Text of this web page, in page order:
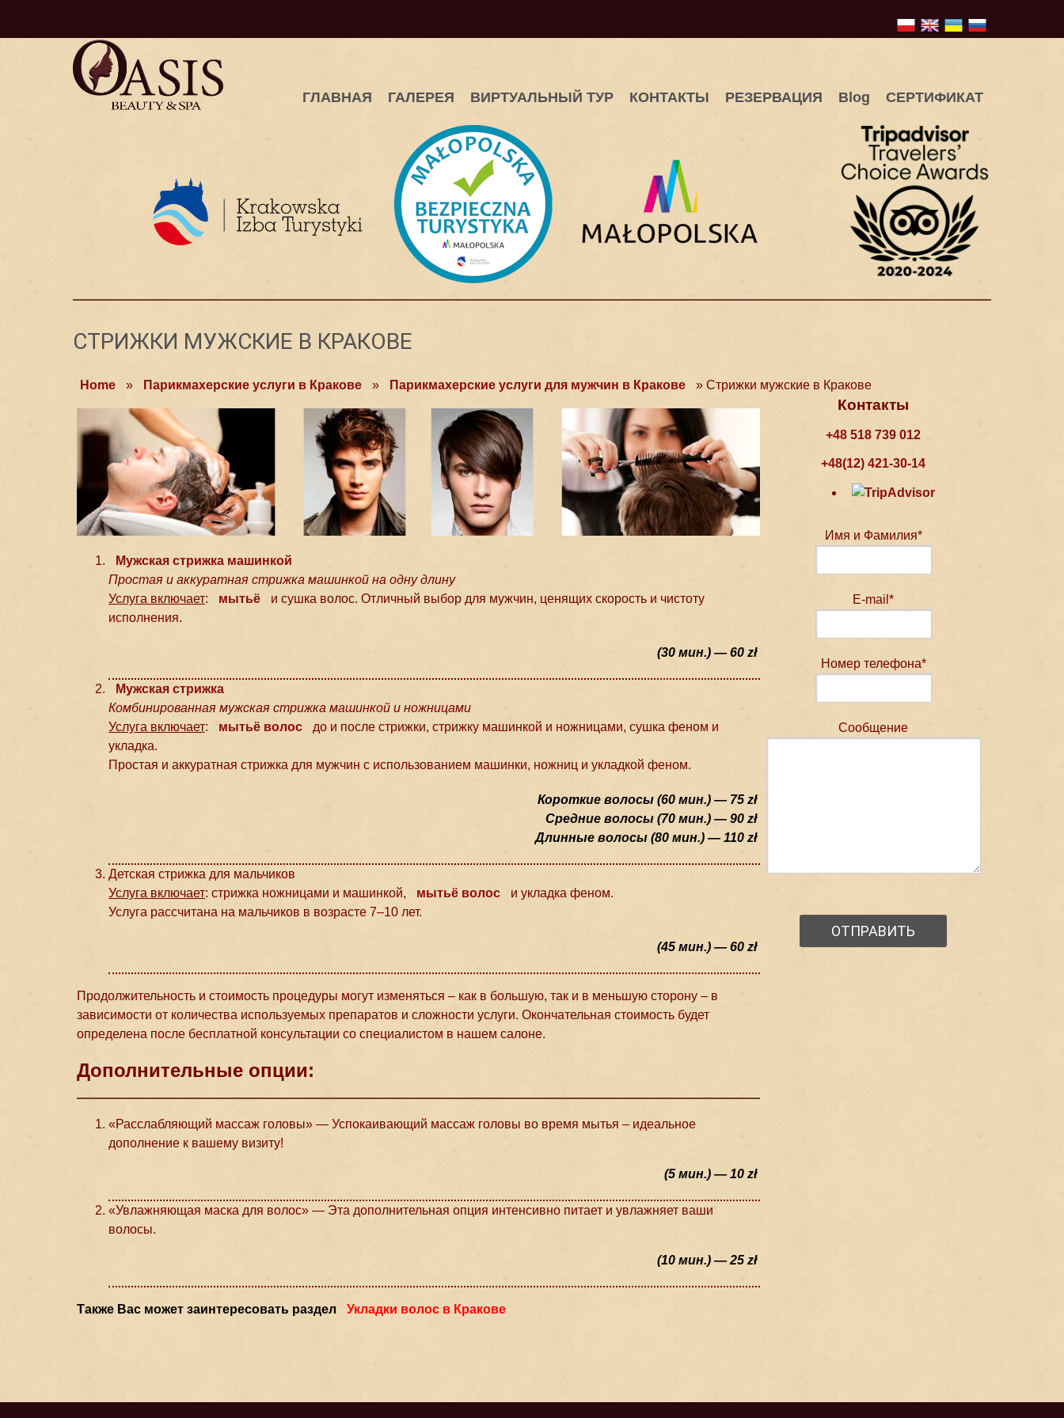
ГЛАВНАЯ ГАЛЕРЕЯ ВИРТУАЛЬНЫЙ ТУР КОНТАКТЫ РЕЗЕРВАЦИЯ Blog СЕРТИФИКАТ
СТРИЖКИ МУЖСКИЕ В КРАКОВЕ
Home » Парикмахерские услуги в Кракове » Парикмахерские услуги для мужчин в Кракове » Стрижки мужские в Кракове
Мужская стрижка машинкой
Простая и аккуратная стрижка машинкой на одну длину
Услуга включает: мытьё
и сушка волос. Отличный выбор для мужчин, ценящих скорость и чистоту
исполнения.
(30 мин.) — 60 zł
Мужская стрижка
Комбинированная мужская стрижка машинкой и ножницами
Услуга включает: мытьё волос
до и после стрижки, стрижку машинкой и ножницами, сушка феном и
укладка.
Простая и аккуратная стрижка для мужчин с использованием машинки, ножниц и укладкой феном.
Короткие волосы (60 мин.) — 75 zł
Средние волосы (70 мин.) — 90 zł
Длинные волосы (80 мин.) — 110 zł
Детская стрижка для мальчиков
Услуга включает: cтрижка ножницами и машинкой, мытьё волос
и укладка феном.
Услуга рассчитана на мальчиков в возрасте 7–10 лет.
(45 мин.) — 60 zł
Продолжительность и стоимость процедуры могут изменяться – как в большую, так и в меньшую сторону – в
зависимости от количества используемых препаратов и сложности услуги. Окончательная стоимость будет
определена после бесплатной консультации со специалистом в нашем салоне.
Дополнительные опции:
«Расслабляющий массаж головы» — Успокаивающий массаж головы во время мытья – идеальное
дополнение к вашему визиту!
(5 мин.) — 10 zł
«Увлажняющая маска для волос» — Эта дополнительная опция интенсивно питает и увлажняет ваши
волосы.
(10 мин.) — 25 zł
Также Вас может заинтересовать раздел Укладки волос в Кракове
Контакты
+48 518 739 012
+48(12) 421-30-14
Имя и Фамилия*
E-mail*
Номер телефона*
Сообщение